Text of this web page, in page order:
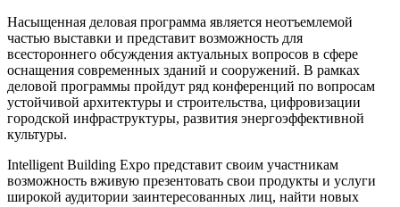
Насыщенная деловая программа является неотъемлемой
частью выставки и представит возможность для
всестороннего обсуждения актуальных вопросов в сфере
оснащения современных зданий и сооружений. В рамках
деловой программы пройдут ряд конференций по вопросам
устойчивой архитектуры и строительства, цифровизации
городской инфраструктуры, развития энергоэффективной
культуры.
Intelligent Building Expo представит своим участникам
возможность вживую презентовать свои продукты и услуги
широкой аудитории заинтересованных лиц, найти новых